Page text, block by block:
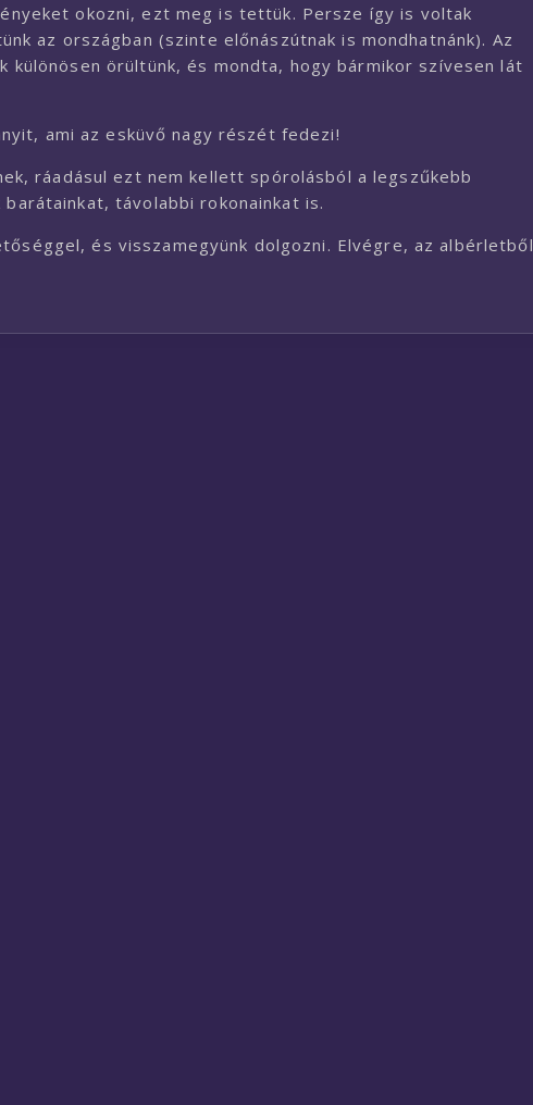
okozni, ezt meg is tettük. Persze így is voltak
az országban (szinte előnászútnak is mondhatnánk). Az
örültünk, és mondta, hogy bármikor szívesen lát
ami az esküvő nagy részét fedezi!
ráadásul ezt nem kellett spórolásból a legszűkebb
távolabbi rokonainkat is.
és visszamegyünk dolgozni. Elvégre, az albérletből